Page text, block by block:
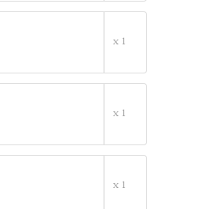
x 1
x 1
x 1